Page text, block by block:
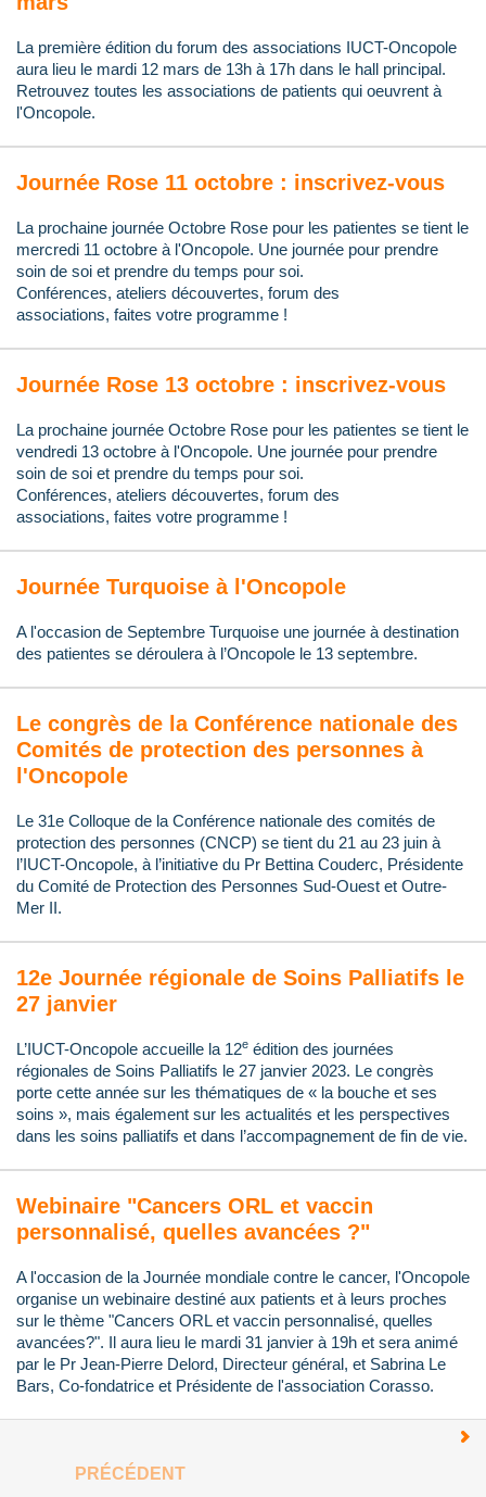
La première édition du forum des associations IUCT-Oncopole
aura lieu le mardi 12 mars de 13h à 17h dans le hall principal.
Retrouvez toutes les associations de patients qui oeuvrent à
l'Oncopole.
Journée Rose 11 octobre : inscrivez-vous
La prochaine journée Octobre Rose pour les patientes se tient le
mercredi 11 octobre à l'Oncopole. Une journée pour prendre
soin de soi et prendre du temps pour soi.
Conférences, ateliers découvertes, forum des
associations, faites votre programme !
Journée Rose 13 octobre : inscrivez-vous
La prochaine journée Octobre Rose pour les patientes se tient le
vendredi 13 octobre à l'Oncopole. Une journée pour prendre
soin de soi et prendre du temps pour soi.
Conférences, ateliers découvertes, forum des
associations, faites votre programme !
Journée Turquoise à l'Oncopole
A l'occasion de Septembre Turquoise une journée à destination
des patientes se déroulera à l’Oncopole le 13 septembre.
Le congrès de la Conférence nationale des
Comités de protection des personnes à
l'Oncopole
Le 31e Colloque de la Conférence nationale des comités de
protection des personnes (CNCP) se tient du 21 au 23 juin à
l’IUCT-Oncopole, à l’initiative du Pr Bettina Couderc, Présidente
du Comité de Protection des Personnes Sud-Ouest et Outre-
Mer II.
12e Journée régionale de Soins Palliatifs le
27 janvier
L’IUCT-Oncopole accueille la 12e édition des journées
régionales de Soins Palliatifs le 27 janvier 2023. Le congrès
porte cette année sur les thématiques de « la bouche et ses
soins », mais également sur les actualités et les perspectives
dans les soins palliatifs et dans l’accompagnement de fin de vie.
Webinaire "Cancers ORL et vaccin
personnalisé, quelles avancées ?"
A l'occasion de la Journée mondiale contre le cancer, l'Oncopole
organise un webinaire destiné aux patients et à leurs proches
sur le thème "Cancers ORL et vaccin personnalisé, quelles
avancées?". Il aura lieu le mardi 31 janvier à 19h et sera animé
par le Pr Jean-Pierre Delord, Directeur général, et Sabrina Le
Bars, Co-fondatrice et Présidente de l'association Corasso.
PRÉCÉDENT